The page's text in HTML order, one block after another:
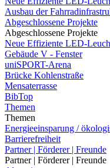
Ausbau der
Abgeschlossene Projekte
Abgeschlossene Projekte
Neue Effiziente LED-
Gebäude V - Fenster
uniSPORT-Arena
Brücke Kohlenstraße
Mensaterrasse
BibTop
Themen
Themen
Energieeinsparung /
Barrierefreiheit
Partner | Förderer | Freunde
Partner | Förderer | Freunde